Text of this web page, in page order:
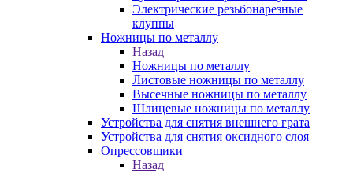
Электрические резьбонарезные
клуппы
Ножницы по металлу
Назад
Ножницы по металлу
Листовые ножницы по металлу
Высечные ножницы по металлу
Шлицевые ножницы по металлу
Устройства для снятия внешнего грата
Устройства для снятия оксидного слоя
Опрессовщики
Назад